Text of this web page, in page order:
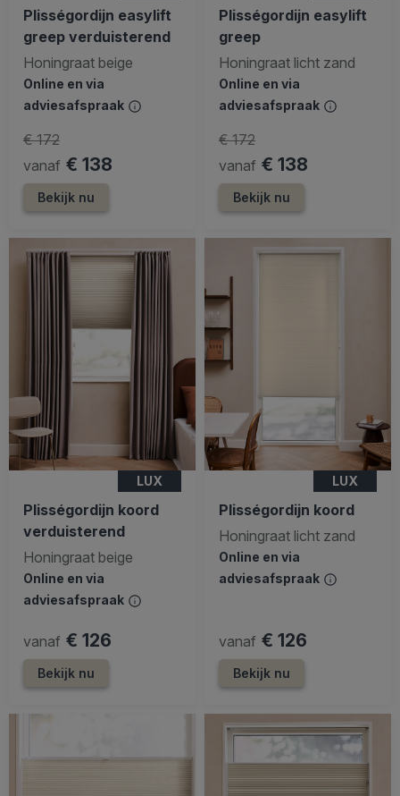
Plisségordijn easylift
greep verduisterend
Honingraat beige
Online en via
adviesafspraak
vanaf € 138
€ 172
Bekijk nu
Plisségordijn easylift
greep
Honingraat licht zand
Online en via
adviesafspraak
vanaf € 138
€ 172
Bekijk nu
LUX
Plisségordijn koord
verduisterend
Honingraat beige
Online en via
adviesafspraak
vanaf € 126
Bekijk nu
LUX
Plisségordijn koord
Honingraat licht zand
Online en via
adviesafspraak
vanaf € 126
Bekijk nu